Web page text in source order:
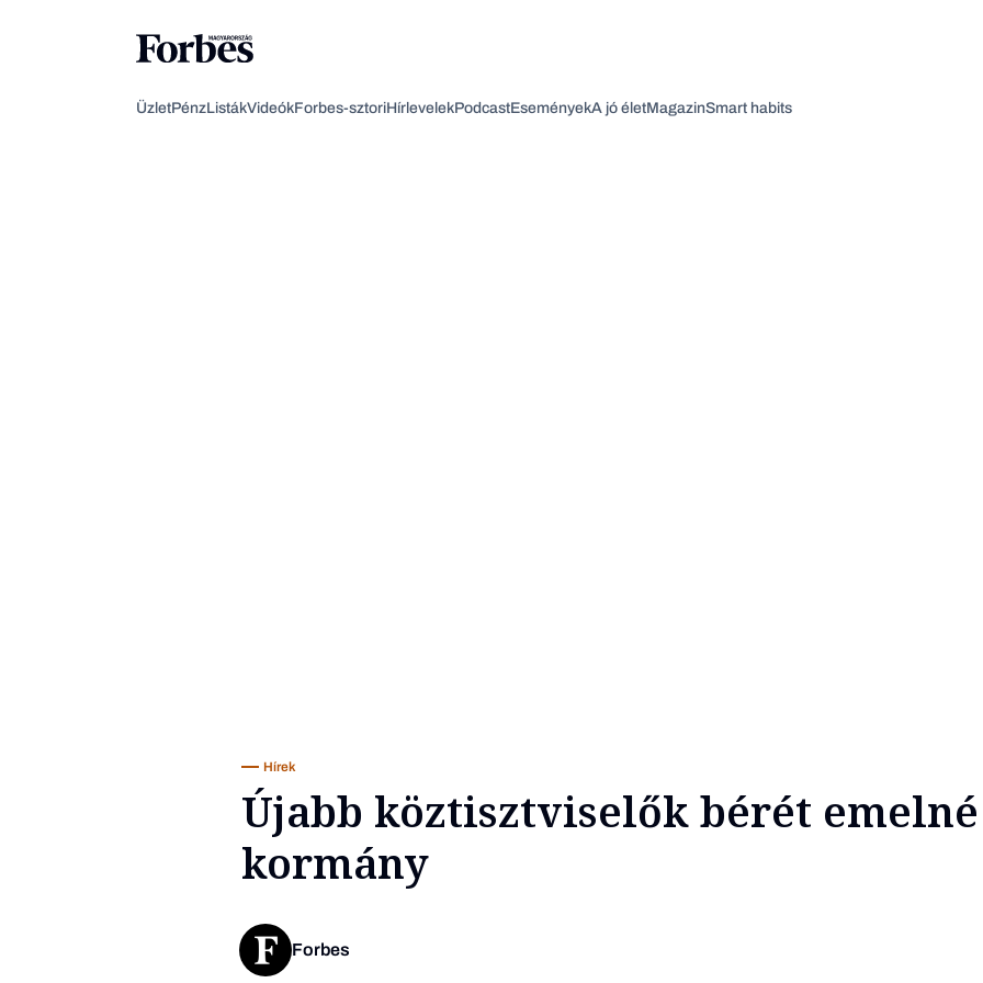
ÜzletPénzListákVideókForbes-sztoriHírlevelekPodcastEseményekA jó életMagazinSmart habits
Hírek
Újabb köztisztviselők bérét
kormány
Forbes